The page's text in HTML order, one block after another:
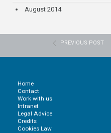
August 2014
PREVIOUS POST
Home
Contact
Work with us
Intranet
Legal Advice
Credits
Cookies Law